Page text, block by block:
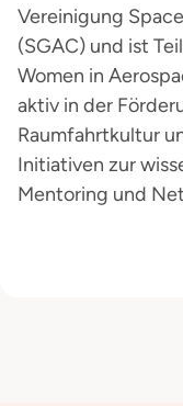
Vereinigung
(SGAC) und ist
Women in
aktiv in der
Raumfahrtkultur
Initiativen zur
Mentoring und